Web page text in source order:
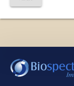
ています。また
測定して改善に